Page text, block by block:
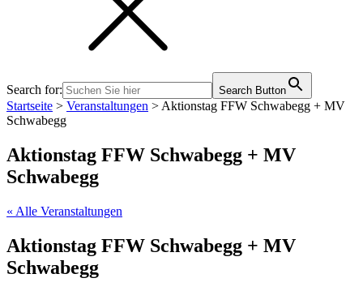
Search for: Search Button
Startseite > Veranstaltungen > Aktionstag FFW Schwabegg + MV
Schwabegg
Aktionstag FFW Schwabegg + MV
Schwabegg
« Alle Veranstaltungen
Aktionstag FFW Schwabegg + MV
Schwabegg